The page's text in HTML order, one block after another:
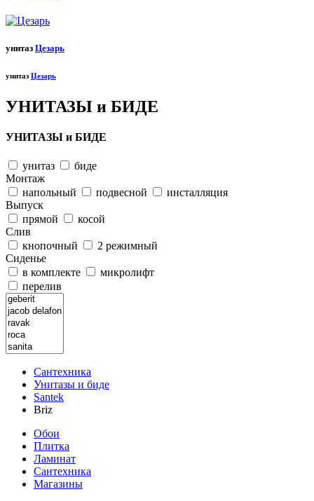
унитаз Цезарь
унитазЦезарь
УНИТАЗЫ и БИДЕ
УНИТАЗЫ и БИДЕ
унитаз
биде
Монтаж
напольный
подвесной
инсталляция
Выпуск
прямой
косой
Слив
кнопочный
2 режимный
Сиденье
в комплекте
микролифт
перелив
Сантехника
Унитазы и биде
Santek
Briz
Обои
Плитка
Ламинат
Сантехника
Магазины